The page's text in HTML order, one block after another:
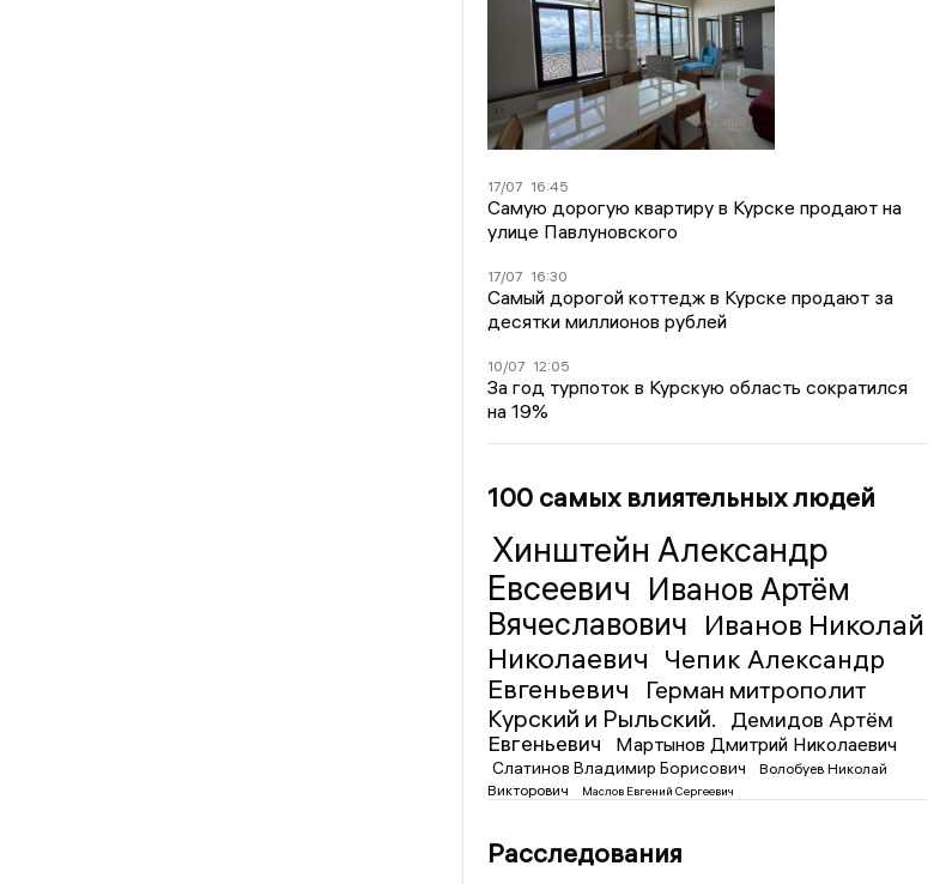
17/07 16:45
Самую дорогую квартиру в Курске продают на
улице Павлуновского
17/07 16:30
Самый дорогой коттедж в Курске продают за
десятки миллионов рублей
10/07 12:05
За год турпоток в Курскую область сократился
на 19%
100 самых влиятельных людей
Хинштейн Александр
Евсеевич Иванов Артём
Вячеславович Иванов Николай
Николаевич Чепик Александр
Евгеньевич
Герман митрополит
Курский и Рыльский.
Демидов Артём
Евгеньевич
Мартынов Дмитрий Николаевич
Слатинов Владимир Борисович
Волобуев Николай
Викторович
Маслов Евгений Сергеевич
Расследования